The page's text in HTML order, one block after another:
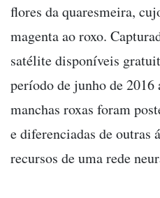
flores da quaresmeira,
magenta ao roxo.
satélite disponíveis
período de junho de 2016
manchas roxas foram
e diferenciadas de outras
recursos de uma rede